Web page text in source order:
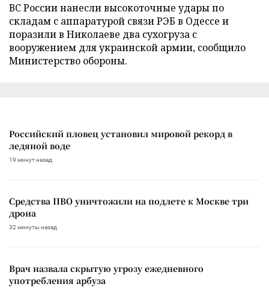
ВС России нанесли высокоточные удары по
складам с аппаратурой связи РЭБ в Одессе и
поразили в Николаеве два сухогруза с
вооружением для украинской армии, сообщило
Министерство обороны.
Российский пловец установил мировой рекорд в
ледяной воде
19 минут назад
Средства ПВО уничтожили на подлете к Москве три
дрона
32 минуты назад
Врач назвала скрытую угрозу ежедневного
употребления арбуза